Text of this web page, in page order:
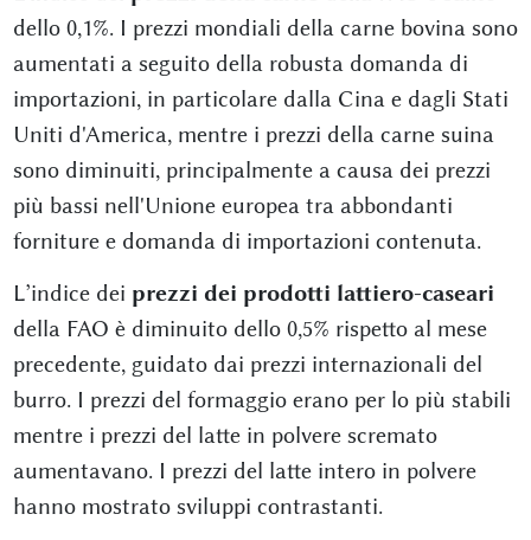
dello 0,1%. I prezzi mondiali della carne bovina sono
aumentati a seguito della robusta domanda di
importazioni, in particolare dalla Cina e dagli Stati
Uniti d'America, mentre i prezzi della carne suina
sono diminuiti, principalmente a causa dei prezzi
più bassi nell'Unione europea tra abbondanti
forniture e domanda di importazioni contenuta.
L’indice dei prezzi dei prodotti lattiero-caseari
della FAO è diminuito dello 0,5% rispetto al mese
precedente, guidato dai prezzi internazionali del
burro. I prezzi del formaggio erano per lo più stabili
mentre i prezzi del latte in polvere scremato
aumentavano. I prezzi del latte intero in polvere
hanno mostrato sviluppi contrastanti.